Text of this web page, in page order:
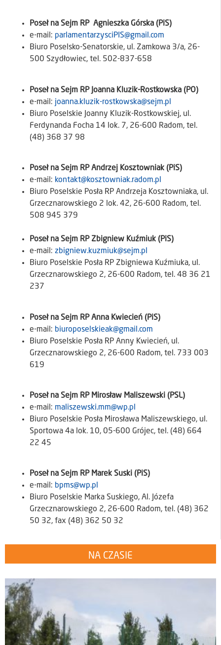
Poseł na Sejm RP Agnieszka Górska (PiS)
e-mail: parlamentarzysciPIS@gmail.com
Biuro Poselsko-Senatorskie, ul. Zamkowa 3/a, 26-
500 Szydłowiec, tel. 502-837-658
Poseł na Sejm RP Joanna Kluzik-Rostkowska (PO)
e-mail: joanna.kluzik-rostkowska@sejm.pl
Biuro Poselskie Joanny Kluzik-Rostkowskiej, ul.
Ferdynanda Focha 14 lok. 7, 26-600 Radom, tel.
(48) 368 37 98
Poseł na Sejm RP Andrzej Kosztowniak (PiS)
e-mail: kontakt@kosztowniak.radom.pl
Biuro Poselskie Posła RP Andrzeja Kosztowniaka, ul.
Grzecznarowskiego 2 lok. 42, 26-600 Radom, tel.
508 945 379
Poseł na Sejm RP Zbigniew Kuźmiuk (PiS)
e-mail: zbigniew.kuzmiuk@sejm.pl
Biuro Poselskie Posła RP Zbigniewa Kuźmiuka, ul.
Grzecznarowskiego 2, 26-600 Radom, tel. 48 36 21
237
Poseł na Sejm RP Anna Kwiecień (PiS)
e-mail: biuroposelskieak@gmail.com
Biuro Poselskie Posła RP Anny Kwiecień, ul.
Grzecznarowskiego 2, 26-600 Radom, tel. 733 003
619
Poseł na Sejm RP Mirosław Maliszewski (PSL)
e-mail: maliszewski.mm@wp.pl
Biuro Poselskie Posła Mirosława Maliszewskiego, ul.
Sportowa 4a lok. 10, 05-600 Grójec, tel. (48) 664
22 45
Poseł na Sejm RP Marek Suski (PiS)
e-mail: bpms@wp.pl
Biuro Poselskie Marka Suskiego, Al. Józefa
Grzecznarowskiego 2, 26-600 Radom, tel. (48) 362
50 32, fax (48) 362 50 32
NA CZASIE